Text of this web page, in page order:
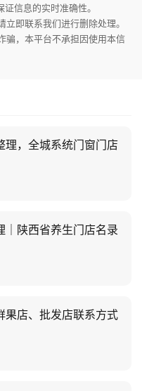
信息的实时准确性。
即联系我们进行删除处理。
骗，本平台不承担因使用本信
理，全城系统门窗门店
｜陕西省养生门店名录
果店、批发店联系方式